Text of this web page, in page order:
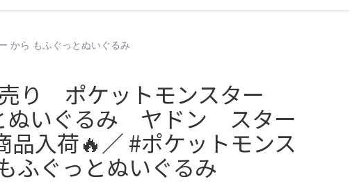
ら もふぐっとぬいぐるみ
り ポケットモンスター
ぬいぐるみ ヤドン スター
品入荷🔥／ #ポケットモンス
ふぐっとぬいぐるみ